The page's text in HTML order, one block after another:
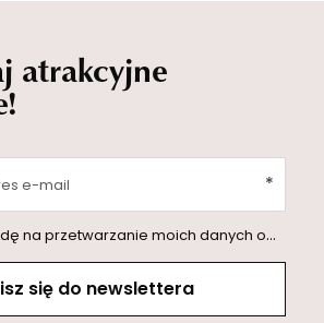
atrakcyjne
e-mail
osobowych (adres e-mail) na potrzeby wysyłki newslettera z informacją handlową (marketing). Więcej w
się do newslettera